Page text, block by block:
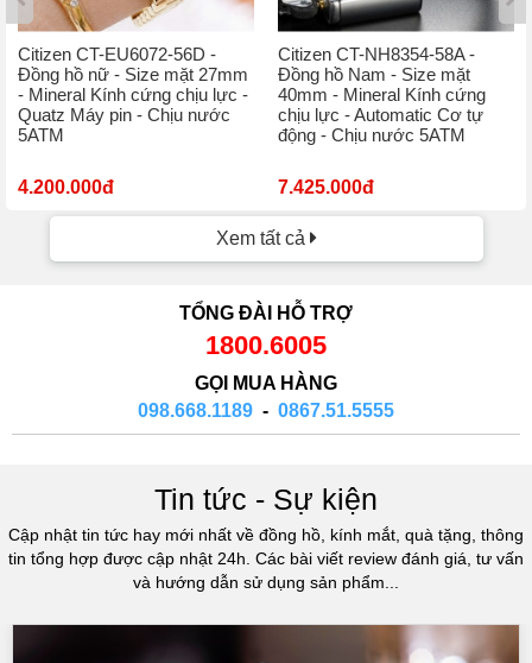
Citizen CT-EU6072-56D -
Đồng hồ nữ - Size mặt 27mm
- Mineral Kính cứng chịu lực -
Quatz Máy pin - Chịu nước
5ATM
4.200.000đ
Citizen CT-NH8354-58A -
Đồng hồ Nam - Size mặt
40mm - Mineral Kính cứng
chịu lực - Automatic Cơ tự
động - Chịu nước 5ATM
7.425.000đ
Xem tất cả
TỔNG ĐÀI HỖ TRỢ
1800.6005
GỌI MUA HÀNG
098.668.1189 - 0867.51.5555
Tin tức - Sự kiện
Cập nhật tin tức hay mới nhất về đồng hồ, kính mắt, quà tặng, thông
tin tổng hợp được cập nhật 24h. Các bài viết review đánh giá, tư vấn
và hướng dẫn sử dụng sản phẩm...